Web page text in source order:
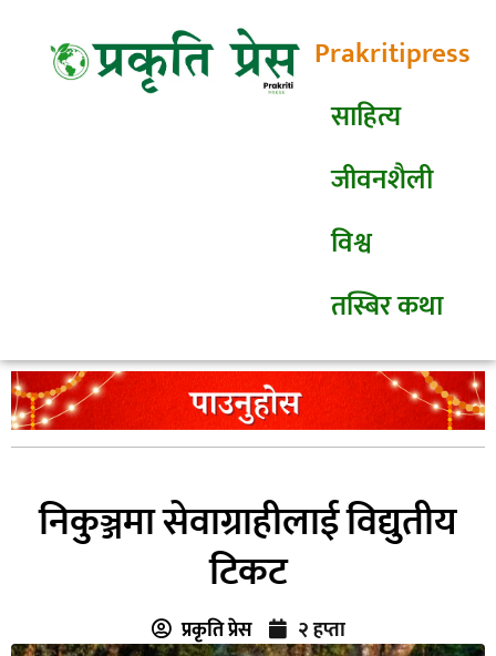
Prakritipress
साहित्य
जीवनशैली
विश्व
तस्बिर कथा
निकुञ्जमा सेवाग्राहीलाई विद्युतीय
टिकट
प्रकृति प्रेस २ हप्ता